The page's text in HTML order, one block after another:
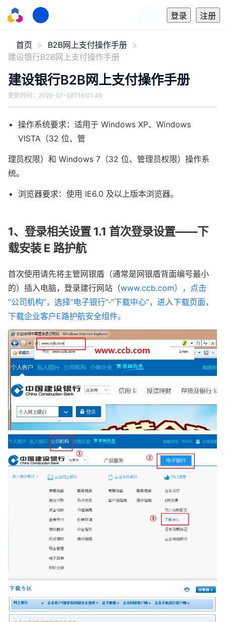
登录 注册
首页
B2B网上支付操作手册
建设银行B2B网上支付操作手册
建设银行B2B网上支付操作手册
更新时间： 2026-07-08T16:01:49
操作系统要求：适用于 Windows XP、Windows
VISTA（32 位、管
理员权限）和 Windows 7（32 位、管理员权限）操作系
统。
浏览器要求：使用 IE6.0 及以上版本浏览器。
1、登录相关设置 1.1 首次登录设置——下
载安装 E 路护航
首次使用请先将主管网银盾（通常是网银盾背面编号最小
的）插入电脑，登录建行网站（www.ccb.com），点击
“公司机构”，选择“电子银行”-“下载中心”，进入下载页面，
下载企业客户E路护航安全组件。